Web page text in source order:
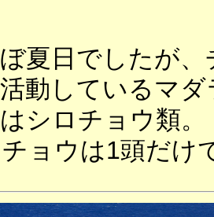
夏日でしたが
動しているマ
シロチョウ類。
ョウは1頭だけ